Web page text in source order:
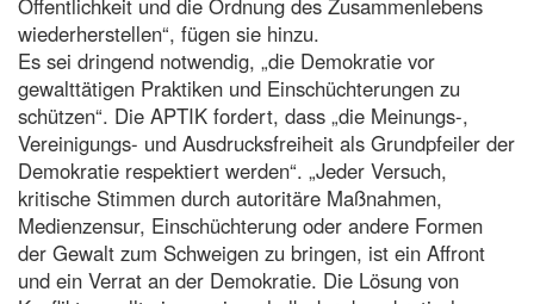
Öffentlichkeit und die Ordnung des Zusammenlebens
wiederherstellen“, fügen sie hinzu.
Es sei dringend notwendig, „die Demokratie vor
gewalttätigen Praktiken und Einschüchterungen zu
schützen“. Die APTIK fordert, dass „die Meinungs-,
Vereinigungs- und Ausdrucksfreiheit als Grundpfeiler der
Demokratie respektiert werden“. „Jeder Versuch,
kritische Stimmen durch autoritäre Maßnahmen,
Medienzensur, Einschüchterung oder andere Formen
der Gewalt zum Schweigen zu bringen, ist ein Affront
und ein Verrat an der Demokratie. Die Lösung von